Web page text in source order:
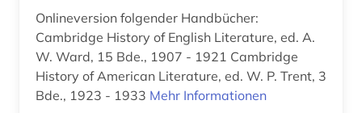
singapore (1)
singapur (2)
skandinavien (1)
Onlineversion folgender Handbücher:
Cambridge History of English Literature, ed. A.
W. Ward, 15 Bde., 1907 - 1921 Cambridge
History of American Literature, ed. W. P. Trent, 3
Bde., 1923 - 1933 Mehr Informationen